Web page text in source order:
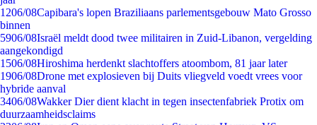
1206/08Capibara's lopen Braziliaans parlementsgebouw Mato Grosso
binnen
5906/08Israël meldt dood twee militairen in Zuid-Libanon, vergelding
aangekondigd
1506/08Hiroshima herdenkt slachtoffers atoombom, 81 jaar later
1906/08Drone met explosieven bij Duits vliegveld voedt vrees voor
hybride aanval
3406/08Wakker Dier dient klacht in tegen insectenfabriek Protix om
duurzaamheidsclaims